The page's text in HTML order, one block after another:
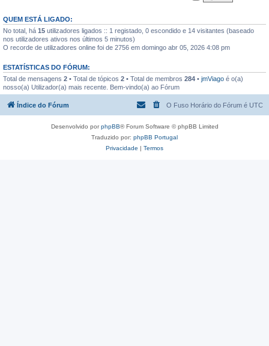
QUEM ESTÁ LIGADO:
No total, há 15 utilizadores ligados :: 1 registado, 0 escondido e 14 visitantes (baseado
nos utilizadores ativos nos últimos 5 minutos)
O recorde de utilizadores online foi de 2756 em domingo abr 05, 2026 4:08 pm
ESTATÍSTICAS DO FÓRUM:
Total de mensagens 2 • Total de tópicos 2 • Total de membros 284 • jmViago é o(a)
nosso(a) Utilizador(a) mais recente. Bem-vindo(a) ao Fórum
Índice do Fórum O Fuso Horário do Fórum é UTC
Desenvolvido porphpBB® Forum Software © phpBB Limited
Traduzido por: phpBB Portugal
Privacidade | Termos